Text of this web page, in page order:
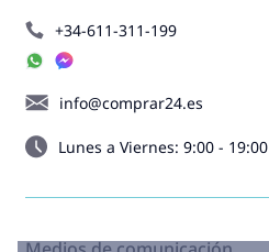
+34-611-311-199
info@comprar24.es
Lunes a Viernes: 9:00 - 19:00